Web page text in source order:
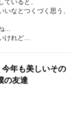
ていると、
いなとつくづく思う、
…
けれど…
年も美しいその
の友達